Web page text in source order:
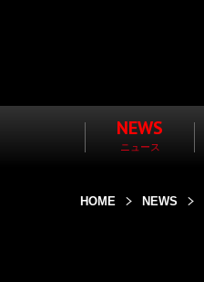
NEWS
ニュース
HOME NEWS